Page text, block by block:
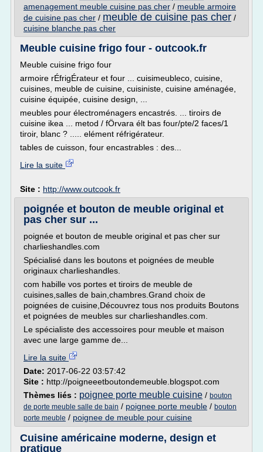
amenagement meuble cuisine pas cher / meuble armoire
de cuisine pas cher / meuble de cuisine pas cher /
cuisine blanche pas cher
Meuble cuisine frigo four - outcook.fr
Meuble cuisine frigo four
armoire rÉfrigÉrateur et four ... cuisimeubleco, cuisine,
cuisines, meuble de cuisine, cuisiniste, cuisine aménagée,
cuisine équipée, cuisine design, ...
meubles pour électroménagers encastrés. ... tiroirs de
cuisine ikea ... metod / fÖrvara élt bas four/pte/2 faces/1
tiroir, blanc ? ..... elément réfrigérateur.
tables de cuisson, four encastrables : des...
Lire la suite
Site : http://www.outcook.fr
poignée et bouton de meuble original et
pas cher sur ...
poignée et bouton de meuble original et pas cher sur
charlieshandles.com
Spécialisé dans les boutons et poignées de meuble
originaux charlieshandles.
com habille vos portes et tiroirs de meuble de
cuisines,salles de bain,chambres.Grand choix de
poignées de cuisine,Découvrez tous nos produits Boutons
et poignées de meubles sur charlieshandles.com.
Le spécialiste des accessoires pour meuble et maison
avec une large gamme de...
Lire la suite
Date: 2017-06-22 03:57:42
Site : http://poigneeetboutondemeuble.blogspot.com
Thèmes liés : poignee porte meuble cuisine / bouton
de porte meuble salle de bain / poignee porte meuble / bouton
porte meuble / poignee de meuble pour cuisine
Cuisine américaine moderne, design et
pratique